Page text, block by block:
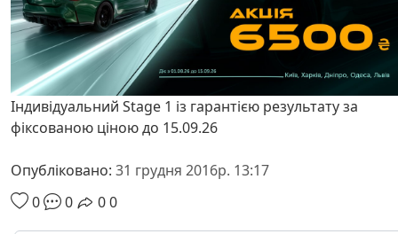
Індивідуальний Stage 1 із гарантією результату за
фіксованою ціною до 15.09.26
Опубліковано: 31 грудня 2016р. 13:17
0
0 00